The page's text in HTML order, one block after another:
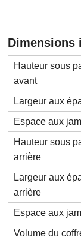
Dimensions
Hauteur sous
avant
Largeur aux
Espace aux
Hauteur sous
arrière
Largeur aux
arrière
Espace aux
Volume du